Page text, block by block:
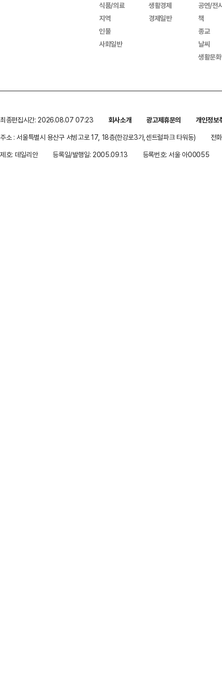
식품/의료
지역
인물
사회일반
생활경제
경제일반
공연/전
책
종교
날씨
생활문
최종편집시간: 2026.08.07 07:23 회사소개 광고제휴문의
개인정보
주소 : 서울특별시 용산구 서빙고로 17, 18층(한강로3가,센트럴파크 타워동)
전
제호: 데일리안
등록일/발행일: 2005.09.13 등록번호: 서울 아00055